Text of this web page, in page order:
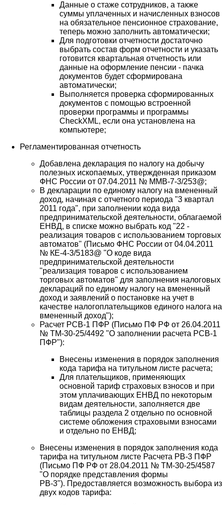
Данные о стаже сотрудников, а также
суммы уплаченных и начисленных взносов
на обязательное пенсионное страхование,
теперь можно заполнить автоматически;
Для подготовки отчетности достаточно
выбрать состав форм отчетности и указать
готовится квартальная отчетность или
данные на оформление пенсии - пачка
документов будет сформирована
автоматически;
Выполняется проверка сформированных
документов с помощью встроенной
проверки программы и программы
CheckXML, если она установлена на
компьютере;
Регламентированная отчетность
Добавлена декларация по налогу на добычу
полезных ископаемых, утвержденная приказом
ФНС России от 07.04.2011 № ММВ-7-3/253@;
В декларации по единому налогу на вмененный
доход, начиная с отчетного периода "3 квартал
2011 года", при заполнении кода вида
предпринимательской деятельности, облагаемой
ЕНВД, в списке можно выбрать код "22 -
реализация товаров с использованием торговых
автоматов" (Письмо ФНС России от 04.04.2011
№ КЕ-4-3/5183@ "О коде вида
предпринимательской деятельности
"реализация товаров с использованием
торговых автоматов" для заполнения налоговых
деклараций по единому налогу на вмененный
доход и заявлений о постановке на учет в
качестве налогоплательщиков единого налога на
вмененный доход");
Расчет РСВ-1 ПФР (Письмо ПФ РФ от 26.04.2011
№ ТМ-30-25/4492 "О заполнении расчета РСВ-1
ПФР"):
Внесены изменения в порядок заполнения
кода тарифа на титульном листе расчета;
Для плательщиков, применяющих
основной тариф страховых взносов и при
этом уплачивающих ЕНВД по некоторым
видам деятельности, заполняется две
таблицы раздела 2 отдельно по основной
системе обложения страховыми взносами
и отдельно по ЕНВД;
Внесены изменения в порядок заполнения кода
тарифа на титульном листе Расчета РВ-3 ПФР
(Письмо ПФ РФ от 28.04.2011 № ТМ-30-25/4587
"О порядке представления формы
РВ-3"). Предоставляется возможность выбора из
двух кодов тарифа: